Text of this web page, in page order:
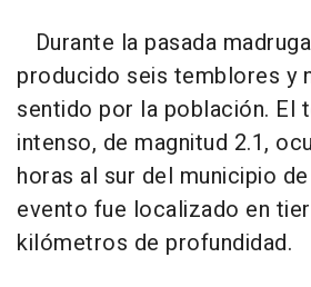
Durante la pasada
producido seis temblores y
sentido por la población. El
intenso, de magnitud 2.1,
horas al sur del municipio
evento fue localizado en
kilómetros de profundidad.